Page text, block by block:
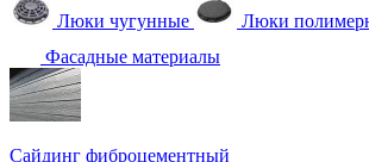
Люки чугунные
Люки
Фасадные материалы
Сайдинг фиброцементный